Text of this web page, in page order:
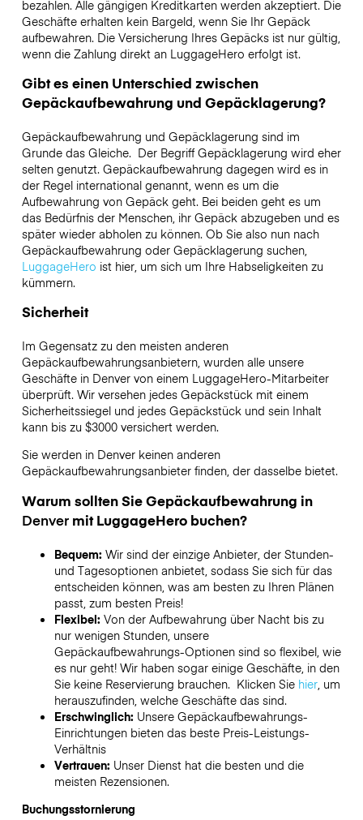
bezahlen. Alle gängigen Kreditkarten werden akzeptiert. Die
Geschäfte erhalten kein Bargeld, wenn Sie Ihr Gepäck
aufbewahren. Die Versicherung Ihres Gepäcks ist nur gültig,
wenn die Zahlung direkt an LuggageHero erfolgt ist.
Gibt es einen Unterschied zwischen
Gepäckaufbewahrung und Gepäcklagerung?
Gepäckaufbewahrung und Gepäcklagerung sind im
Grunde das Gleiche. Der Begriff Gepäcklagerung wird eher
selten genutzt. Gepäckaufbewahrung dagegen wird es in
der Regel international genannt, wenn es um die
Aufbewahrung von Gepäck geht. Bei beiden geht es um
das Bedürfnis der Menschen, ihr Gepäck abzugeben und es
später wieder abholen zu können. Ob Sie also nun nach
Gepäckaufbewahrung oder Gepäcklagerung suchen,
LuggageHero ist hier, um sich um Ihre Habseligkeiten zu
kümmern.
Sicherheit
Im Gegensatz zu den meisten anderen
Gepäckaufbewahrungsanbietern,wurden alle unsere
Geschäfte in Denvervon einem LuggageHero-Mitarbeiter
überprüft. Wir versehen jedes Gepäckstück mit einem
Sicherheitssiegel und jedes Gepäckstück und sein Inhalt
kann bis zu $3000versichert werden.
Sie werden in Denverkeinen anderen
Gepäckaufbewahrungsanbieter finden, der dasselbe bietet.
Warum sollten Sie Gepäckaufbewahrung in
Denvermit LuggageHero buchen?
Bequem: Wir sind der einzige Anbieter, der Stunden-
und Tagesoptionen anbietet, sodass Sie sich für das
entscheiden können, was am besten zu Ihren Plänen
passt, zum besten Preis!
Flexibel: Von der Aufbewahrung über Nacht bis zu
nur wenigen Stunden, unsere
Gepäckaufbewahrungs-Optionen sind so flexibel, wie
es nur geht! Wir haben sogar einige Geschäfte, in den
Sie keine Reservierung brauchen. Klicken Sie hier, um
herauszufinden, welche Geschäfte das sind.
Erschwinglich: Unsere Gepäckaufbewahrungs-
Einrichtungen bieten das beste Preis-Leistungs-
Verhältnis
Vertrauen: Unser Dienst hat die besten und die
meisten Rezensionen.
Buchungsstornierung